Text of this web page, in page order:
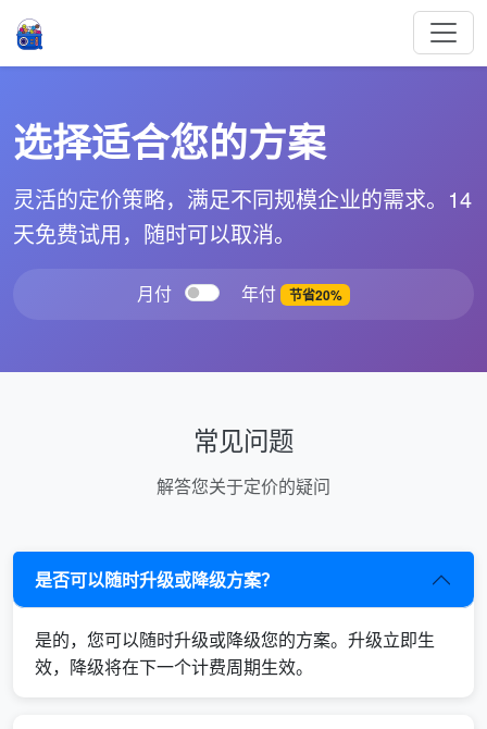
选择适合您的方案
灵活的定价策略，满足不同规模企业的需求。14
天免费试用，随时可以取消。
月付 年付 节省20%
常见问题
解答您关于定价的疑问
是否可以随时升级或降级方案？
是的，您可以随时升级或降级您的方案。升级立即生
效，降级将在下一个计费周期生效。